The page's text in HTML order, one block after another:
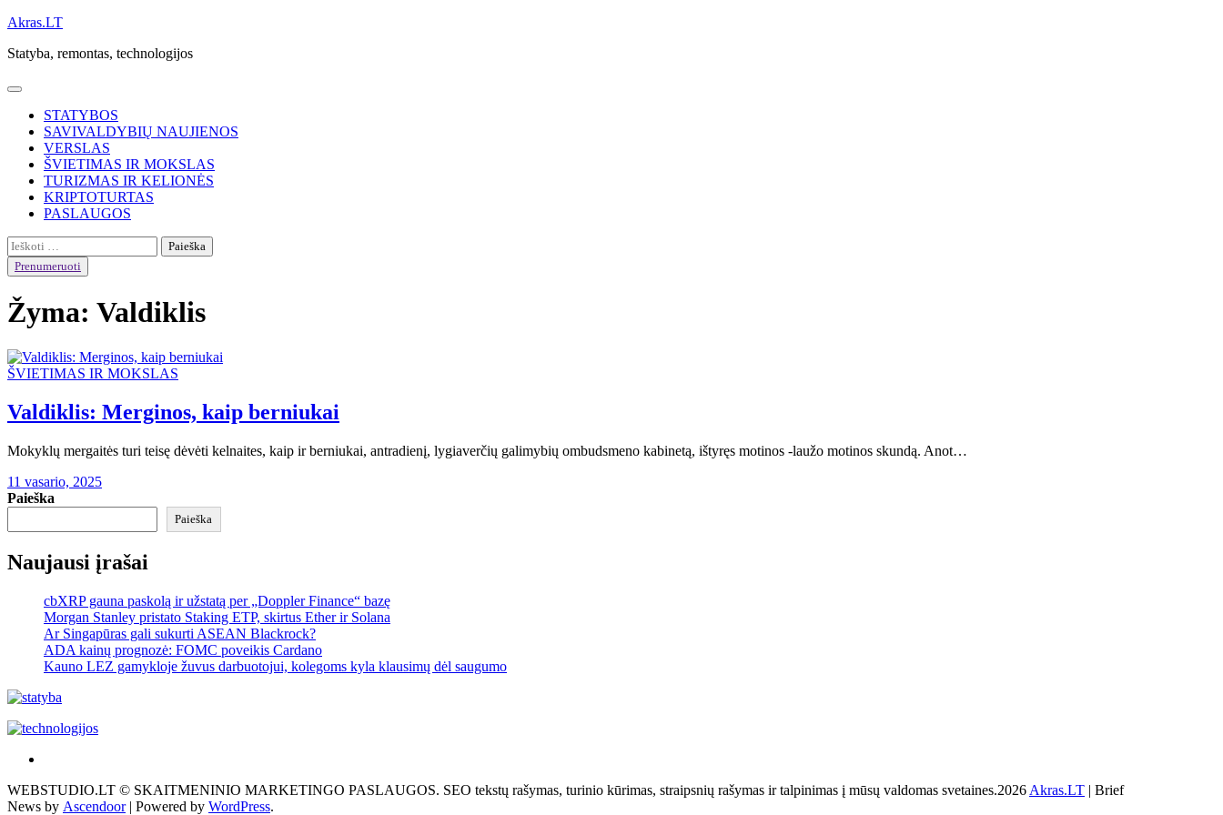
Skip
content
Akras.LT
Statyba, remontas, technologijos
STATYBOS
SAVIVALDYBIŲ NAUJIENOS
VERSLAS
ŠVIETIMAS IR MOKSLAS
TURIZMAS IR KELIONĖS
KRIPTOTURTAS
PASLAUGOS
Ieškoti:
Prenumeruoti
Žyma: Valdiklis
ŠVIETIMAS IR MOKSLAS
Valdiklis: Merginos, kaip berniukai
Mokyklų mergaitės turi teisę dėvėti kelnaites, kaip ir berniukai, antradienį, lygiaverčių galimybių ombudsmeno kabinetą, ištyręs motinos -laužo motinos skundą. Anot…
11 vasario, 2025
Paieška
Paieška
Naujausi įrašai
cbXRP gauna paskolą ir užstatą per „Doppler Finance“ bazę
Morgan Stanley pristato Staking ETP, skirtus Ether ir Solana
Ar Singapūras gali sukurti ASEAN Blackrock?
ADA kainų prognozė: FOMC poveikis Cardano
Kauno LEZ gamykloje žuvus darbuotojui, kolegoms kyla klausimų dėl saugumo
tai
žemės
WEBSTUDIO.LT © SKAITMENINIO MARKETINGO PASLAUGOS. SEO tekstų rašymas, turinio kūrimas, straipsnių rašymas ir talpinimas į mūsų valdomas svetaines.2026 Akras.LT | Brief
News by Ascendoor| Powered by WordPress.